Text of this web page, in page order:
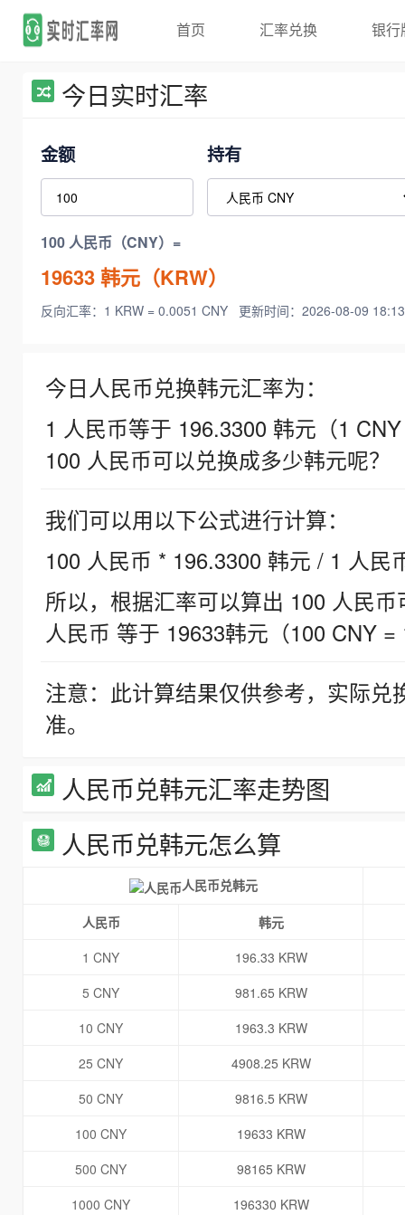
首页 汇率兑换 银行
今日实时汇率
金额 持有
100 人民币（CNY）=
19633韩元（KRW）
反向汇率：1 KRW = 0.0051 CNY 更新时间：2026-08-09
今日人民币兑换韩元汇率为：
1 人民币等于 196.3300 韩元（1
100 人民币可以兑换成多少韩元呢？
我们可以用以下公式进行计算：
100 人民币 * 196.3300 韩元 / 1 人民
所以，根据汇率可以算出 100 人民
人民币 等于 19633韩元（100 CNY =
注意：此计算结果仅供参考，实际
准。
人民币兑韩元汇率走势图
人民币兑韩元怎么算
人民币兑韩元
人民币
韩元
1 CNY
196.33 KRW
5 CNY
981.65 KRW
10 CNY
1963.3 KRW
25 CNY
4908.25 KRW
50 CNY
9816.5 KRW
100 CNY
19633 KRW
500 CNY
98165 KRW
1000 CNY
196330 KRW